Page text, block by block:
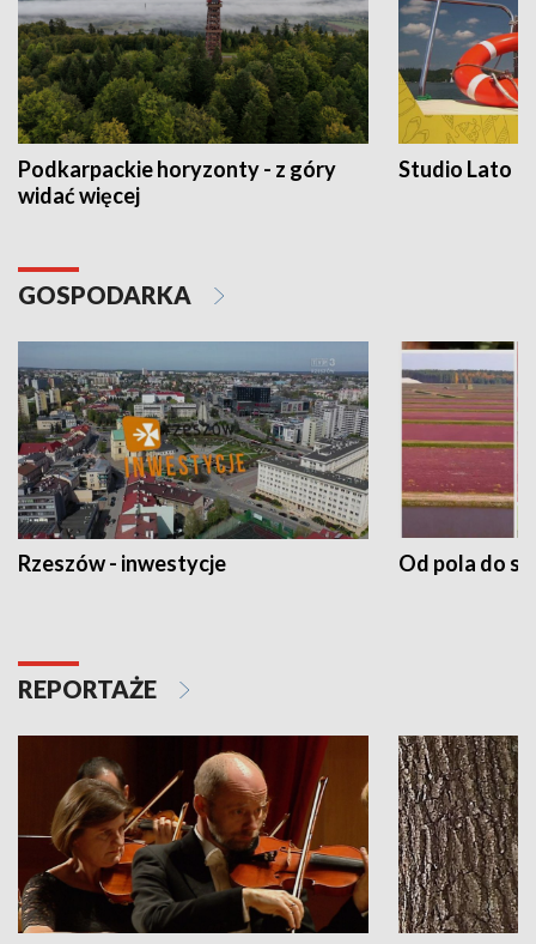
Podkarpackie horyzonty - z góry
widać więcej
Studio Lato
GOSPODARKA
Rzeszów - inwestycje Od pola do
REPORTAŻE